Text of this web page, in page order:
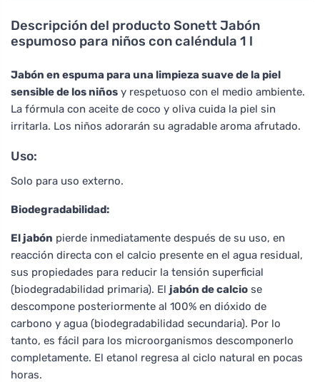
Descripción del producto Sonett Jabón
espumoso para niños con caléndula 1 l
Jabón en espuma para una limpieza suave de la piel
sensible de los niños y respetuoso con el medio ambiente.
La fórmula con aceite de coco y oliva cuida la piel sin
irritarla. Los niños adorarán su agradable aroma afrutado.
Uso:
Solo para uso externo.
Biodegradabilidad:
El jabón pierde inmediatamente después de su uso, en
reacción directa con el calcio presente en el agua residual,
sus propiedades para reducir la tensión superficial
(biodegradabilidad primaria). El jabón de calcio se
descompone posteriormente al 100% en dióxido de
carbono y agua (biodegradabilidad secundaria). Por lo
tanto, es fácil para los microorganismos descomponerlo
completamente. El etanol regresa al ciclo natural en pocas
horas.